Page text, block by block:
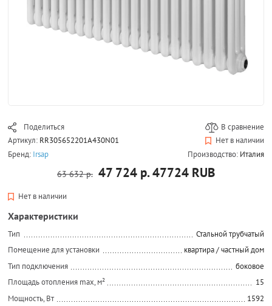
Поделиться
В сравнение
Артикул: RR305652201A430N01
Нет в наличии
Бренд: Irsap Производство: Италия
63 632 р. 47 724 р.47724 RUB
Нет в наличии
Характеристики
Тип
Стальной трубчатый
Помещение для установки
квартира / частный дом
Тип подключения
боковое
Площадь отопления max, м²
15
Мощность, Вт
1592